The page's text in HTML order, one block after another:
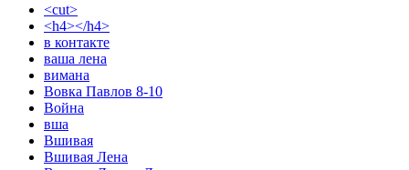
<cut>
<h4></h4>
в контакте
ваша лена
вимана
Вовка Павлов 8-10
Война
вша
Вшивая
Вшивая Лена